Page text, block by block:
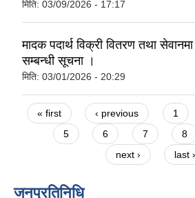
मिति: 03/09/2026 - 17:17
मादक पदार्थ विक्री वितरण तथा
सम्बन्धी सूचना ।
मिति: 03/01/2026 - 20:29
Pages
« first ‹ previous 1
5
6 7 8
next ›
last
जनप्रतिनिधि